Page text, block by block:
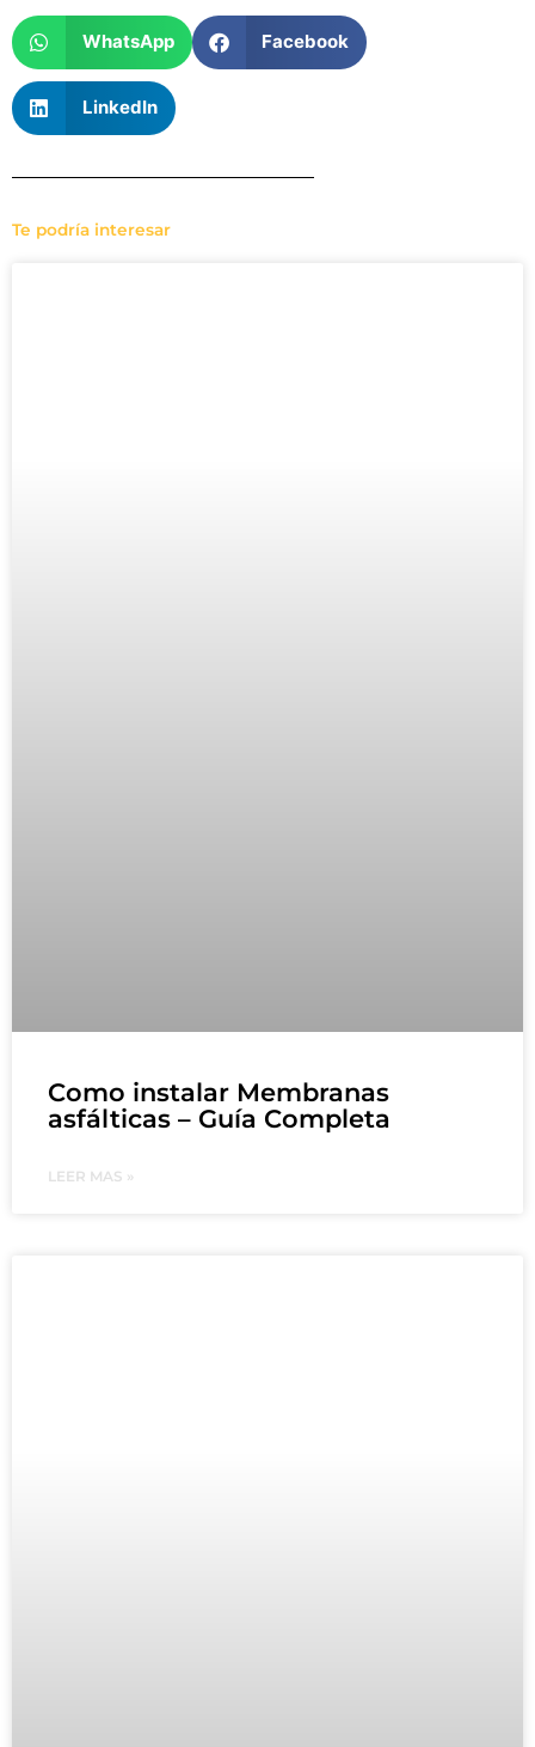
WhatsApp Facebook
LinkedIn
Te podría interesar
Como instalar Membranas
asfálticas – Guía Completa
LEER MAS »